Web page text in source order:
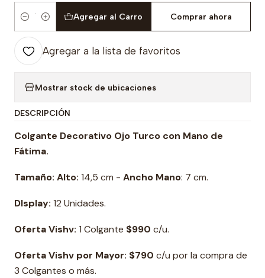
Cantidad
Agregar al Carro Comprar ahora
Agregar a la lista de favoritos
Mostrar stock de ubicaciones
DESCRIPCIÓN
Colgante Decorativo Ojo Turco con Mano de
Fátima.
Tamaño: Alto: 14,5 cm - Ancho Mano: 7 cm.
DIsplay: 12 Unidades.
Oferta Vishv: 1 Colgante $990 c/u.
Oferta Vishv por Mayor: $790 c/u por la compra de
3 Colgantes o más.